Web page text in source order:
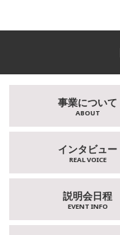
事業について
ABOUT
インタビュー
REAL VOICE
説明会日程
EVENT INFO